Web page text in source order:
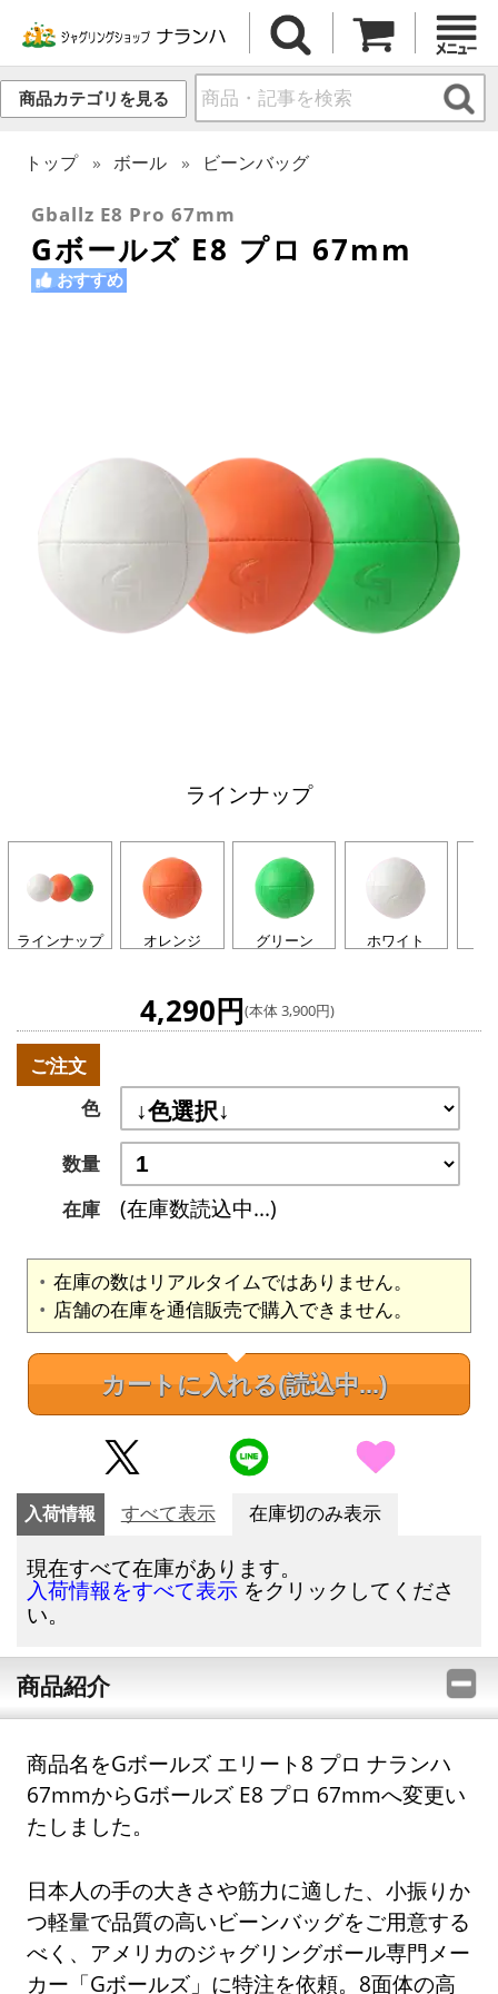
商品カテゴリを見る
トップ ボール ビーンバッグ
Gballz E8 Pro 67mm
Gボールズ E8 プロ 67mm
おすすめ
ラインナップ
ラインナップ オレンジ グリーン ホワイト
4,290円(本体 3,900円)
ご注文
色
数量
在庫
(在庫数読込中...)
在庫の数はリアルタイムではありません。
店舗の在庫を通信販売で購入できません。
カートに入れる(読込中...)
入荷情報 すべて表示 在庫切のみ表示
現在すべて在庫があります。
入荷情報をすべて表示 をクリックしてくださ
い。
商品紹介
商品名をGボールズ エリート8 プロ ナランハ
67mmからGボールズ E8 プロ 67mmへ変更い
たしました。
日本人の手の大きさや筋力に適した、小振りか
つ軽量で品質の高いビーンバッグをご用意する
べく、アメリカのジャグリングボール専門メー
カー「Gボールズ」に特注を依頼。8面体の高